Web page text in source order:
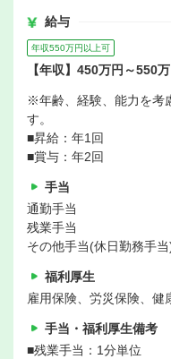
給与
年収550万円以上可
【年収】450万円～550
※年齢、経験、能力を考
す。
■昇給：年1回
■賞与：年2回
手当
通勤手当
残業手当
その他手当(休日勤務手当
福利厚生
雇用保険、労災保険、健
手当・福利厚生備考
■残業手当：1分単位